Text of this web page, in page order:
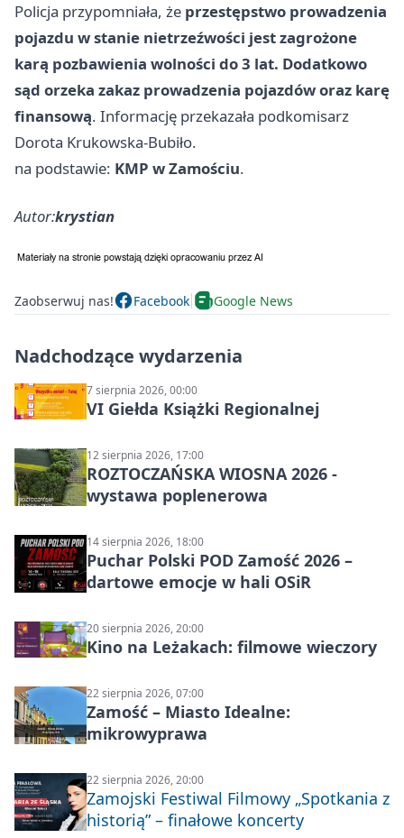
Policja przypomniała, że przestępstwo prowadzenia
pojazdu w stanie nietrzeźwości jest zagrożone
karą pozbawienia wolności do 3 lat. Dodatkowo
sąd orzeka zakaz prowadzenia pojazdów oraz karę
finansową. Informację przekazała podkomisarz
Dorota Krukowska-Bubiło.
na podstawie: KMP w Zamościu.
Autor:krystian
Zaobserwuj nas! Facebook Google News
Nadchodzące wydarzenia
7 sierpnia 2026, 00:00
VI Giełda Książki Regionalnej
12 sierpnia 2026, 17:00
ROZTOCZAŃSKA WIOSNA 2026 -
wystawa poplenerowa
14 sierpnia 2026, 18:00
Puchar Polski POD Zamość 2026 –
dartowe emocje w hali OSiR
20 sierpnia 2026, 20:00
Kino na Leżakach: filmowe wieczory
22 sierpnia 2026, 07:00
Zamość – Miasto Idealne:
mikrowyprawa
22 sierpnia 2026, 20:00
Zamojski Festiwal Filmowy „Spotkania z
historią” – finałowe koncerty